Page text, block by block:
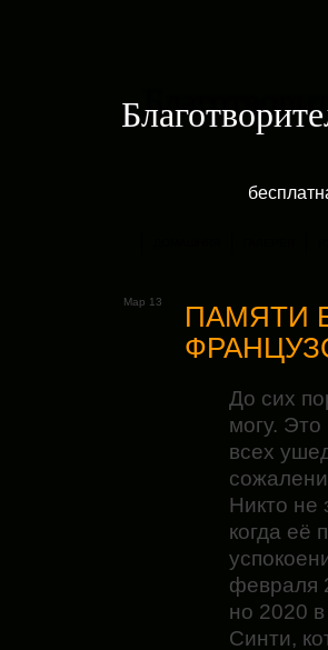
Мар 13
ПАМЯТИ
До сих
могу.
всех
Никто не
когда её
февраля
но 2020
Синти,